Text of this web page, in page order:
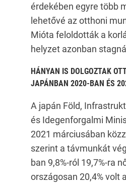
érdekében egyre több
lehetővé az otthoni
Mióta feloldották a
helyzet azonban
HÁNYAN IS DOLGOZTAK
JAPÁNBAN 2020-BAN ÉS
A japán Föld,
és Idegenforgalmi
2021 márciusában
szerint a távmunkát
ban 9,8%-ról 19,7%-ra
országosan 20,4% volt